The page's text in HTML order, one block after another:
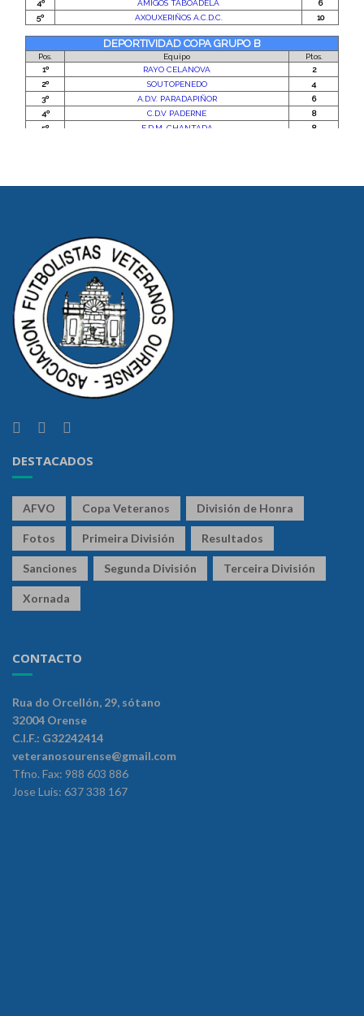
DESTACADOS
AFVO Copa Veteranos División de Honra
Fotos Primeira División Resultados
Sanciones Segunda División Terceira División
Xornada
CONTACTO
Rua do Orcellón, 29, sótano
32004 Orense
C.I.F.: G32242414
veteranosourense@gmail.com
Tfno. Fax: 988 603 886
Jose Luis: 637 338 167